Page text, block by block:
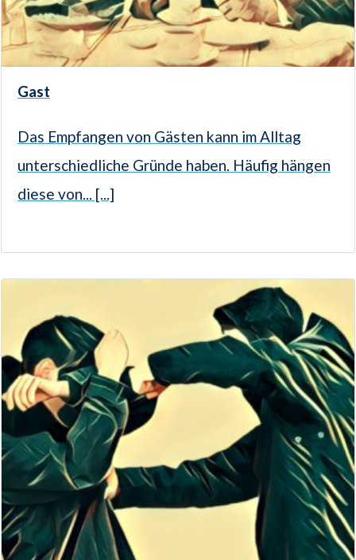
Gast
Das Empfangen von Gästen kann im Alltag
unterschiedliche Gründe haben. Häufig hängen
diese von... [...]